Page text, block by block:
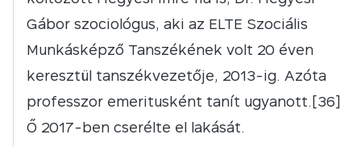
Gábor szociológus, aki az ELTE Szociális
Munkásképző Tanszékének volt 20 éven
keresztül tanszékvezetője, 2013-ig. Azóta
professzor emeritusként tanít ugyanott.[36]
Ő 2017-ben cserélte el lakását.